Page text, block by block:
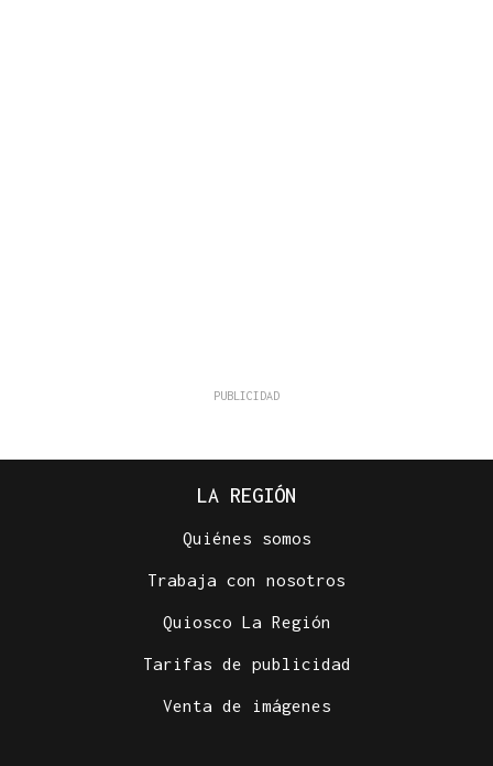
LA REGIÓN
Quiénes somos
Trabaja con nosotros
Quiosco La Región
Tarifas de publicidad
Venta de imágenes